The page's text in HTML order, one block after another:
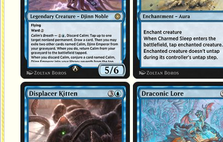
Chaton éclipsant Sapience draconique